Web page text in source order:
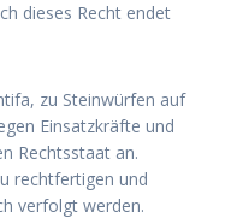
dieses Recht endet
zu Steinwürfen auf
Einsatzkräfte und
Rechtsstaat an.
rechtfertigen und
verfolgt werden.